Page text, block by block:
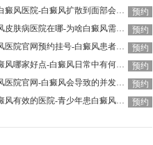
云南治疗白癜风医院-白癜风扩散到面部会有什么危害呢
预约
昆明白癜风皮肤病医院在哪-为啥白癜风需要复发呢
预约
昆明白癜风医院官网预约挂号-白癜风患者日常该怎么护理好呢
预约
昆明看白癜风哪家好点-白癜风日常中有何要注意的
预约
昆明白癜风医院官网-白癜风会导致的并发症是什么
预约
昆明看白癜风有效的医院-青少年患白癜风为什么要趁早治疗 预约